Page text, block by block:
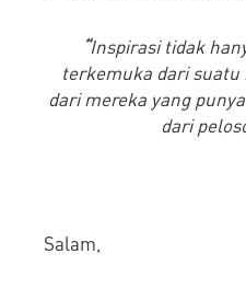
“Inspirasi tidak
terkemuka dari suatu
dari mereka yang
dari
Salam,